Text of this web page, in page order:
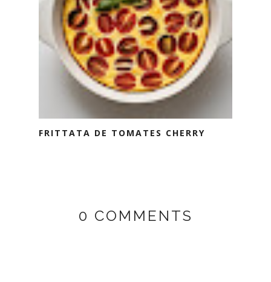
FRITTATA DE TOMATES CHERRY
0 COMMENTS